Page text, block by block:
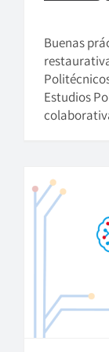
Buenas
Estudios